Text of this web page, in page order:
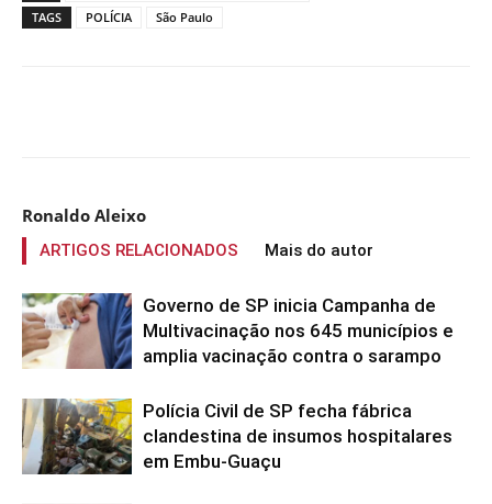
TAGS
POLÍCIA São Paulo
Ronaldo Aleixo
ARTIGOS RELACIONADOS Mais do autor
Governo de SP inicia Campanha de
Multivacinação nos 645 municípios e
amplia vacinação contra o sarampo
Polícia Civil de SP fecha fábrica
clandestina de insumos hospitalares
em Embu-Guaçu